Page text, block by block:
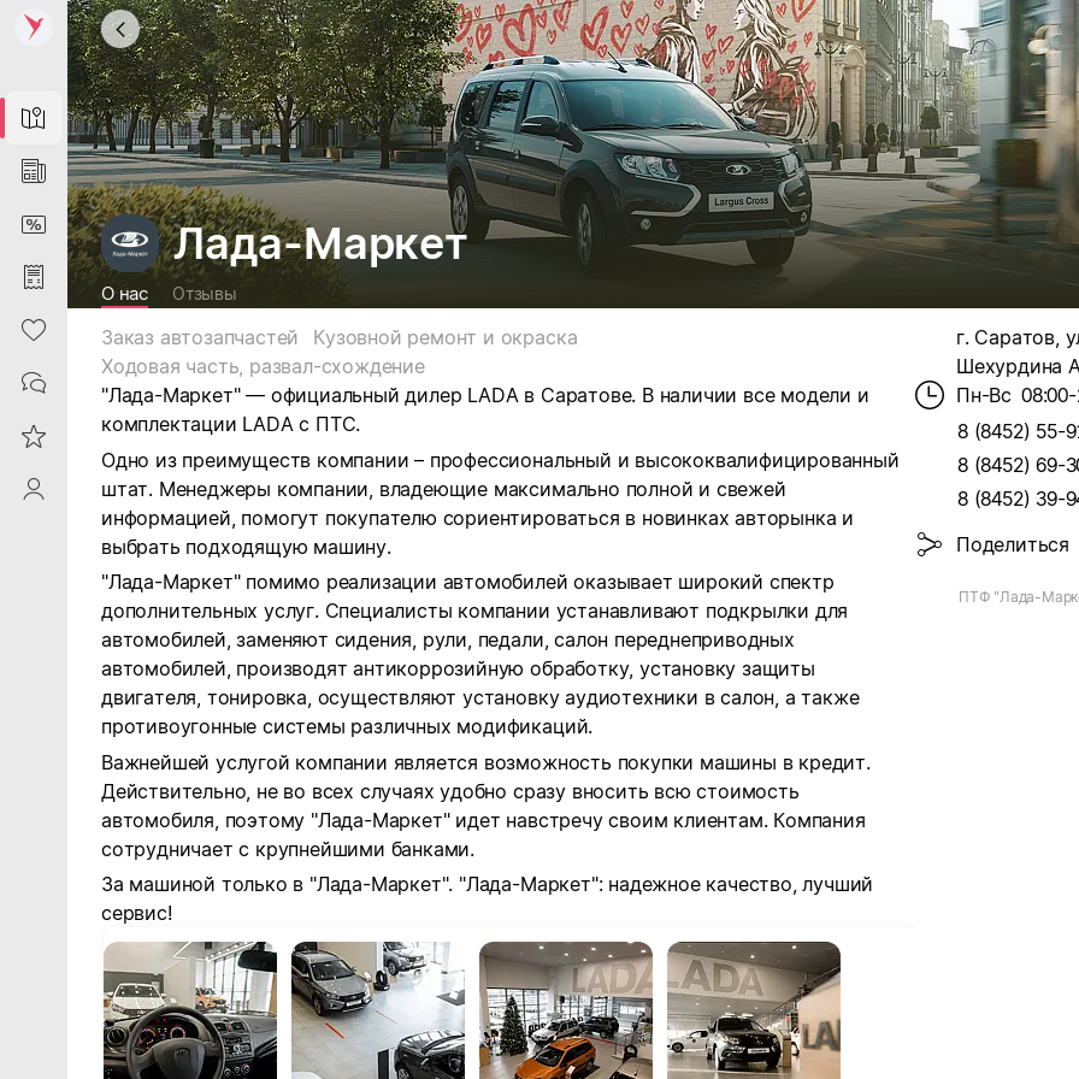
Map
News
DiscountCard
Purchases
Heart
Contacts
Reviews
ProfileSaby
Лада-Маркет
О нас Отзывы
Заказ автозапчастей
Кузовной ремонт и окраска
Ходовая часть, развал-схождение
"Лада-Маркет" — официальный дилер LADA в Саратове. В наличии все модели и
комплектации LADA с ПТС.
Одно из преимуществ компании – профессиональный и высококвалифицированный
штат. Менеджеры компании, владеющие максимально полной и свежей
информацией, помогут покупателю сориентироваться в новинках авторынка и
выбрать подходящую машину.
"Лада-Маркет" помимо реализации автомобилей оказывает широкий спектр
дополнительных услуг. Специалисты компании устанавливают подкрылки для
автомобилей, заменяют сидения, рули, педали, салон переднеприводных
автомобилей, производят антикоррозийную обработку, установку защиты
двигателя, тонировка, осуществляют установку аудиотехники в салон, а также
противоугонные системы различных модификаций.
Важнейшей услугой компании является возможность покупки машины в кредит.
Действительно, не во всех случаях удобно сразу вносить всю стоимость
автомобиля, поэтому "Лада-Маркет" идет навстречу своим клиентам. Компания
сотрудничает с крупнейшими банками.
За машиной только в "Лада-Маркет". "Лада-Маркет": надежное качество, лучший
сервис!
г. Саратов,
Шехурдина
Пн-Вс
8 (8452) 55-
8 (8452) 69-
8 (8452) 39-
Поделиться
ПТФ "Лада-